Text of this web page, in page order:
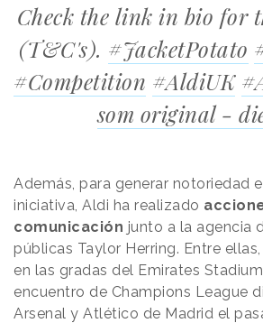
Check the link in bio for
(T&C's). #JacketPotato
#Competition #AldiUK
som original -
Además, para generar notoriedad
iniciativa, Aldi ha realizado
comunicación junto a la agencia
públicas Taylor Herring. Entre
en las gradas del Emirates
encuentro de Champions League
Arsenal y Atlético de Madrid el